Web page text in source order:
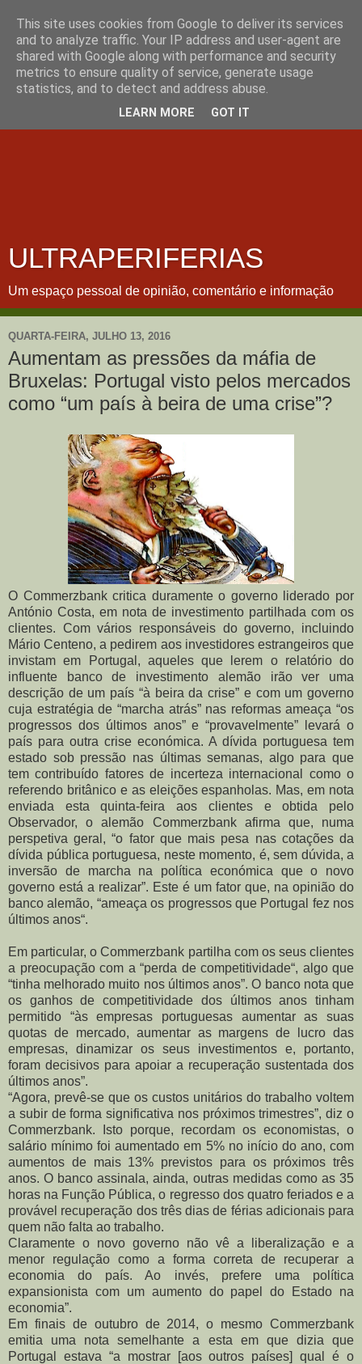
ULTRAPERIFERIAS
Um espaço pessoal de opinião, comentário e informação
QUARTA-FEIRA, JULHO 13, 2016
Aumentam as pressões da máfia de
Bruxelas: Portugal visto pelos mercados
como “um país à beira de uma crise”?
O Commerzbank critica duramente o governo liderado por
António Costa, em nota de investimento partilhada com os
clientes. Com vários responsáveis do governo, incluindo
Mário Centeno, a pedirem aos investidores estrangeiros que
invistam em Portugal, aqueles que lerem o relatório do
influente banco de investimento alemão irão ver uma
descrição de um país “à beira da crise” e com um governo
cuja estratégia de “marcha atrás” nas reformas ameaça “os
progressos dos últimos anos” e “provavelmente” levará o
país para outra crise económica.A dívida portuguesa tem
estado sob pressão nas últimas semanas, algo para que
tem contribuído fatores de incerteza internacional como o
referendo britânico e as eleições espanholas. Mas, em nota
enviada esta quinta-feira aos clientes e obtida pelo
Observador, o alemão Commerzbank afirma que, numa
perspetiva geral, “o fator que mais pesa nas cotações da
dívida pública portuguesa, neste momento, é, sem dúvida, a
inversão de marcha na política económica que o novo
governo está a realizar”. Este é um fator que, na opinião do
banco alemão, “ameaça os progressos que Portugal fez nos
últimos anos“.
Em particular, o Commerzbank partilha com os seus clientes
a preocupação com a “perda de competitividade“, algo que
“tinha melhorado muito nos últimos anos”. O banco nota que
os ganhos de competitividade dos últimos anos tinham
permitido “às empresas portuguesas aumentar as suas
quotas de mercado, aumentar as margens de lucro das
empresas, dinamizar os seus investimentos e, portanto,
foram decisivos para apoiar a recuperação sustentada dos
últimos anos”.
“Agora, prevê-se que os custos unitários do trabalho voltem
a subir de forma significativa nos próximos trimestres”, diz o
Commerzbank. Isto porque, recordam os economistas, o
salário mínimo foi aumentado em 5% no início do ano, com
aumentos de mais 13% previstos para os próximos três
anos. O banco assinala, ainda, outras medidas como as 35
horas na Função Pública, o regresso dos quatro feriados e a
provável recuperação dos três dias de férias adicionais para
quem não falta ao trabalho.
Claramente o novo governo não vê a liberalização e a
menor regulação como a forma correta de recuperar a
economia do país. Ao invés, prefere uma política
expansionista com um aumento do papel do Estado na
economia”.
Em finais de outubro de 2014, o mesmo Commerzbank
emitia uma nota semelhante a esta em que dizia que
Portugal estava “a mostrar [aos outros países] qual é o
This site uses cookies from Google to deliver its services
and to analyze traffic. Your IP address and user-agent are
shared with Google along with performance and security
metrics to ensure quality of service, generate usage
statistics, and to detect and address abuse.
LEARN MORE GOT IT